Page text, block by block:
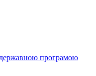
державною програмою